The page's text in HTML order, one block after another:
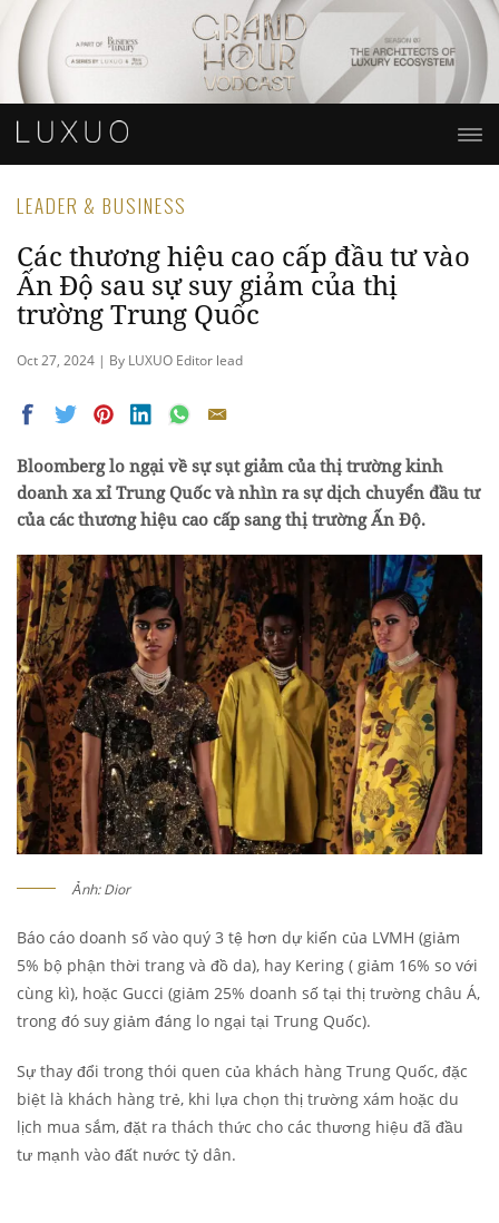
LEADER & BUSINESS
Các thương hiệu cao cấp đầu tư vào
Ấn Độ sau sự suy giảm của thị
trường Trung Quốc
Oct 27, 2024 | By LUXUO Editor lead
Bloomberg lo ngại về sự sụt giảm của thị trường kinh
doanh xa xỉ Trung Quốc và nhìn ra sự dịch chuyển đầu tư
của các thương hiệu cao cấp sang thị trường Ấn Độ.
Ảnh: Dior
Báo cáo doanh số vào quý 3 tệ hơn dự kiến của LVMH (giảm
5% bộ phận thời trang và đồ da), hay Kering ( giảm 16% so với
cùng kì), hoặc Gucci (giảm 25% doanh số tại thị trường châu Á,
trong đó suy giảm đáng lo ngại tại Trung Quốc).
Sự thay đổi trong thói quen của khách hàng Trung Quốc, đặc
biệt là khách hàng trẻ, khi lựa chọn thị trường xám hoặc du
lịch mua sắm, đặt ra thách thức cho các thương hiệu đã đầu
tư mạnh vào đất nước tỷ dân.